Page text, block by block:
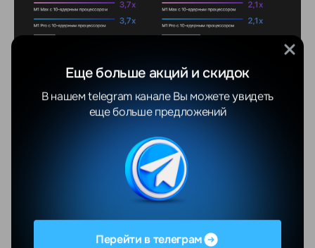
Перейти в телеграм
Еще больше акций и скидок
В нашем telegram канале Вы можете увидеть
еще больше предложений